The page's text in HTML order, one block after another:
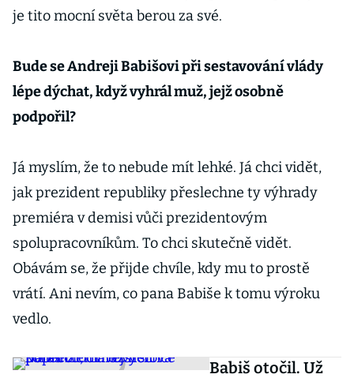
je tito mocní světa berou za své.
Bude se Andreji Babišovi při sestavování vlády
lépe dýchat, když vyhrál muž, jejž osobně
podpořil?
Já myslím, že to nebude mít lehké. Já chci vidět,
jak prezident republiky přeslechne ty výhrady
premiéra v demisi vůči prezidentovým
spolupracovníkům. To chci skutečně vidět.
Obávám se, že přijde chvíle, kdy mu to prostě
vrátí. Ani nevím, co pana Babiše k tomu výroku
vedlo.
Babiš otočil. Už